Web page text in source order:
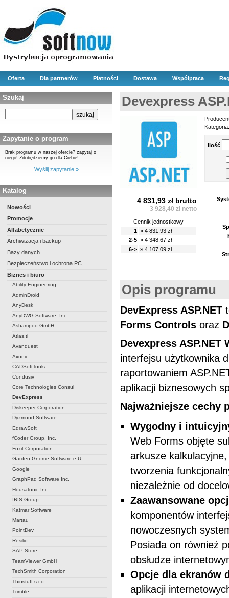
Oferta Dla partnerów Płatności Dostawa Współpraca
Szukaj
Zapytanie o program
Brak programu w naszej ofercie? zapytaj o
niego! Zdobędziemy go dla Ciebie!
Wyślij zapytanie »
Katalog
Nowości
Promocje
Alfabetycznie
Archiwizacja i backup
Bazy danych
Bezpieczeństwo i ochrona PC
Biznes i biuro
Ability Engineering
AdminDroid
AnyDesk
AnyDWG Software, Inc
Ashampoo GmbH
Atlas.ti
Avanquest
Axonic
CADSoftTools
Condusiv
Core Technologies Consul
DevExpress
Diskeeper Corporation
Dyzmond Software
EdrawSoft
fCoder Group, Inc.
Foxit Corporation
Garden Gnome Software e.U
Google
GraphPad Software Inc.
Housatonic Inc.
IRIS Group
Katmar Software
Martau
PointDev
Resilio
SAP Store
TeamViewer GmbH
TechSmith Corporation
Thinstuff s.r.o
Trimble
Devexpress
Ilość
4 831,93 zł brutto
3 928,40 zł netto
Cennik jednostkowy
1 » 4 831,93 zł
2-5 » 4 348,67 zł
6-> » 4 107,09 zł
Opis programu
DevExpress ASP.NET
Forms Controls oraz
Devexpress ASP.NET
interfejsu użytkownika
raportowaniem
aplikacji biznesowych
Najważniejsze cechy
Wygodny i
Web Forms objęte
arkusze
tworzenia
niezależnie od
Zaawansowane
komponentów
nowoczesnych
Posiada on również
obsłudze
Opcje dla ekranów
aplikacji